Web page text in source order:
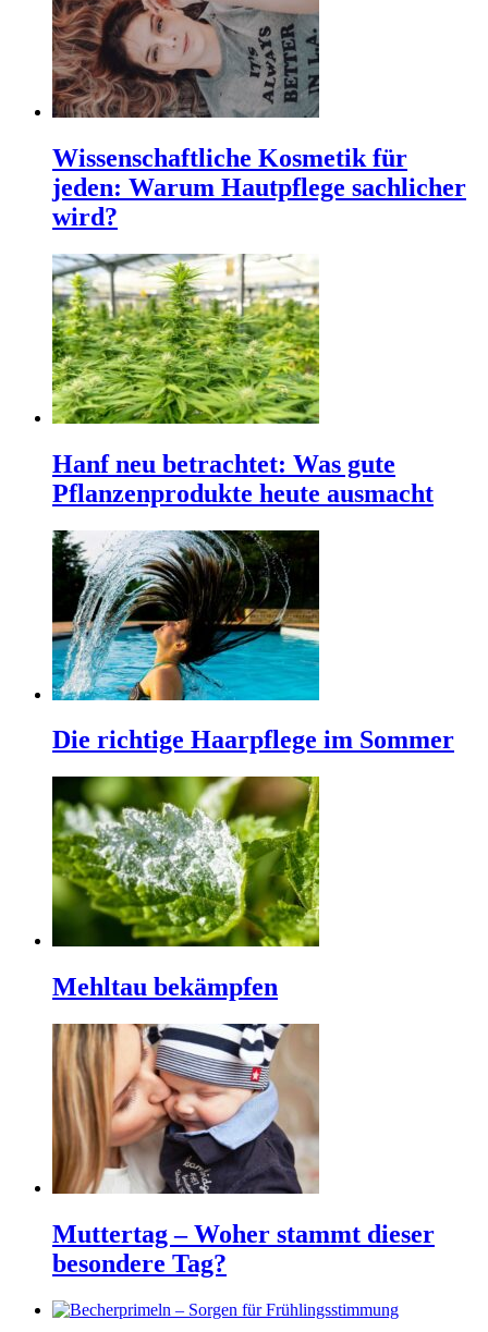
Wissenschaftliche Kosmetik für
jeden: Warum Hautpflege sachlicher
wird?
Hanf neu betrachtet: Was gute
Pflanzenprodukte heute ausmacht
Die richtige Haarpflege im Sommer
Mehltau bekämpfen
Muttertag – Woher stammt dieser
besondere Tag?